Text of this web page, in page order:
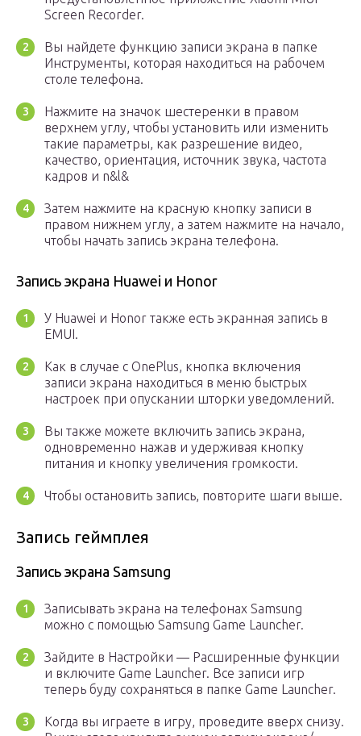
Screen Recorder.
Вы найдете функцию записи экрана в папке
Инструменты, которая находиться на рабочем
столе телефона.
Нажмите на значок шестеренки в правом
верхнем углу, чтобы установить или изменить
такие параметры, как разрешение видео,
качество, ориентация, источник звука, частота
кадров и n&l&
Затем нажмите на красную кнопку записи в
правом нижнем углу, а затем нажмите на начало,
чтобы начать запись экрана телефона.
Запись экрана Huawei и Honor
У Huawei и Honor также есть экранная запись в
EMUI.
Как в случае с OnePlus, кнопка включения
записи экрана находиться в меню быстрых
настроек при опускании шторки уведомлений.
Вы также можете включить запись экрана,
одновременно нажав и удерживая кнопку
питания и кнопку увеличения громкости.
Чтобы остановить запись, повторите шаги выше.
Запись геймплея
Запись экрана Samsung
Записывать экрана на телефонах Samsung
можно с помощью Samsung Game Launcher.
Зайдите в Настройки — Расширенные функции
и включите Game Launcher. Все записи игр
теперь буду сохраняться в папке Game Launcher.
Когда вы играете в игру, проведите вверх снизу.